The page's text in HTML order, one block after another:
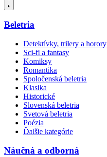
Beletria
Detektívky, trilery a horory
Sci-fi a fantasy
Komiksy
Romantika
Spoločenská beletria
Klasika
Historické
Slovenská beletria
Svetová beletria
Poézia
Ďalšie kategórie
Náučná a odborná